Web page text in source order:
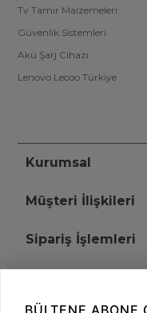
Tv Tamir Malzemeleri
Güvenlik Sistemleri
Akü Şarj Cihazı
Lenovo Lecoo Türkiye
Kurumsal
Müşteri İlişkileri
Sipariş İşlemleri
BÜLTENE ABONE